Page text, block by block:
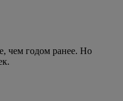
чем годом ранее. Но